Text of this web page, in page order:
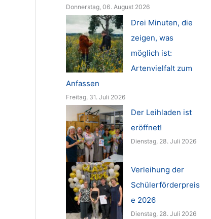
Donnerstag, 06. August 2026
Drei Minuten, die
zeigen, was
möglich ist:
Artenvielfalt zum
Anfassen
Freitag, 31. Juli 2026
Der Leihladen ist
eröffnet!
Dienstag, 28. Juli 2026
Verleihung der
Schülerförderpreis
e 2026
Dienstag, 28. Juli 2026